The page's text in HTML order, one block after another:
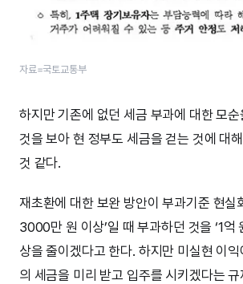
자료=국토교통부
하지만 기존에 없던 세금 부과에 대한 모
것을 보아 현 정부도 세금을 걷는 것에 대
것 같다.
재초환에 대한 보완 방안이 부과기준 현실
3000만 원 이상’일 때 부과하던 것을 ‘1억
상을 줄이겠다고 한다. 하지만 미실현 이
의 세금을 미리 받고 입주를 시키겠다는